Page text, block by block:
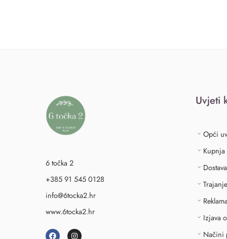
6 točka 2
+385 91 545 0128
info@6tocka2.hr
www.6tocka2.hr
Uvjeti
Opći
Kupnja
Dostava
Izjava
Načini